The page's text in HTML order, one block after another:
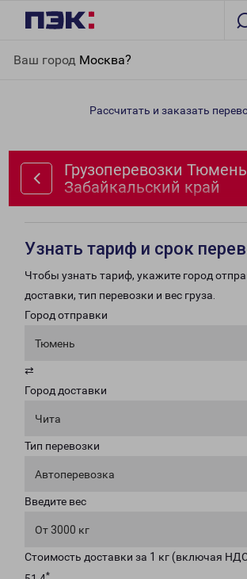
Ваш город Москва?
Забайкальский край
Рассчитать и заказать
Грузоперевозки
Забайкальский край
Узнать тариф и срок
Чтобы узнать тариф, укажите город
доставки, тип перевозки и вес груза.
Город отправки
Тюмень
⇄
Город доставки
Чита
Тип перевозки
Автоперевозка
Введите вес
От 3000 кг
Стоимость доставки за 1 кг (включая
*